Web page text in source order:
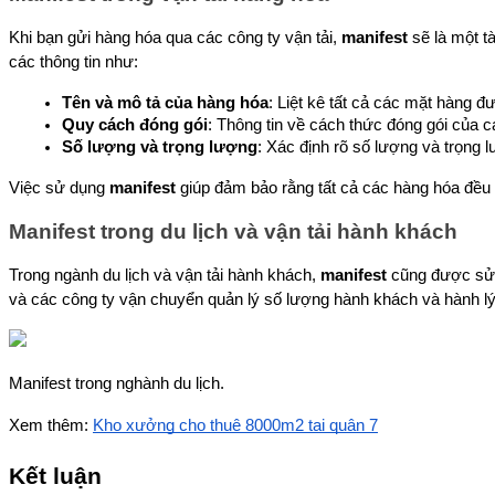
Khi bạn gửi hàng hóa qua các công ty vận tải, manifest sẽ là một
các thông tin như:
Tên và mô tả của hàng hóa: Liệt kê tất cả các mặt hàng
Quy cách đóng gói: Thông tin về cách thức đóng gói của
Số lượng và trọng lượng: Xác định rõ số lượng và trọng
Việc sử dụng manifest giúp đảm bảo rằng tất cả các hàng hóa
Manifest trong du lịch và vận tải hành khách
Trong ngành du lịch và vận tải hành khách, manifest cũng được sử
và các công ty vận chuyển quản lý số lượng hành khách và hành
Manifest trong nghành du lịch.
Xem thêm: Kho xưởng cho thuê 8000m2 tại quận 7
Kết luận